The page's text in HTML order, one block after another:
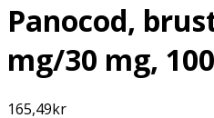
Panocod,
mg/30 mg,
165,49kr